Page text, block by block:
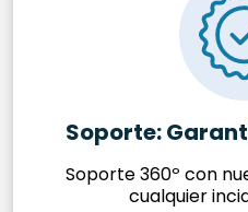
Soporte:
Soporte 360º con
cualquier